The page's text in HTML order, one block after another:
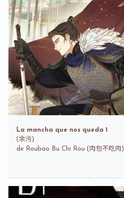
La mancha que nos queda 1
(余污)
de Roubao Bu Chi Rou (肉包不吃肉)